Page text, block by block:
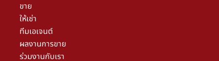
ขาย
ให้เช่า
ทีมเอเจนต์
ผลงานการขาย
ร่วมงานกับเรา